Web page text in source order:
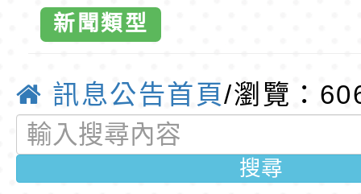
班教師助理員」甄選
梯特教代理教師甄選
特殊教育學生及幼兒
說明影片
光城市手牽手，綠能
走」動畫影片
本府115年70歲以上
員健康講座「吃得安
心」，請退休同仁踴
清華光罩教學專業論
動時代中的好老師：
轉環境部「淨零綠領
新聞類型
訊息公告首頁/瀏覽：
搜尋